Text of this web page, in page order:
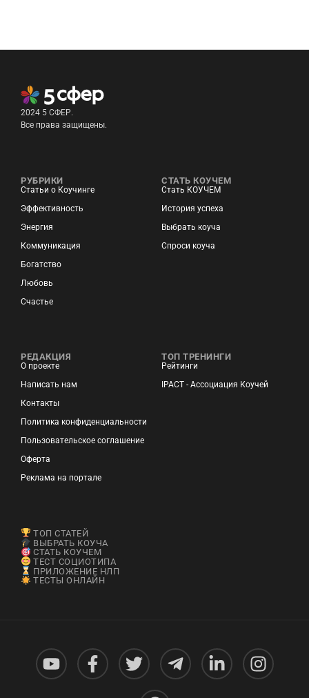
2024 5 СФЕР.
Все права защищены.
РУБРИКИ
Статьи о Коучинге
Эффективность
Энергия
Коммуникация
Богатство
Любовь
Счастье
СТАТЬ КОУЧЕМ
Стать КОУЧЕМ
История успеха
Выбрать коуча
Спроси коуча
РЕДАКЦИЯ
О проекте
Написать нам
Контакты
Политика конфиденциальности
Пользовательское соглашение
Оферта
Реклама на портале
ТОП ТРЕНИНГИ
Рейтинги
IPACT - Ассоциация Коучей
ТОП СТАТЕЙ
ВЫБРАТЬ КОУЧА
СТАТЬ КОУЧЕМ
ТЕСТ СОЦИОТИПА
ПРИЛОЖЕНИЕ НЛП
ТЕСТЫ ОНЛАЙН